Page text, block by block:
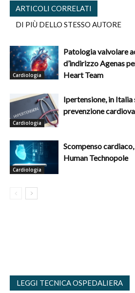
ARTICOLI CORRELATI
DI PIÙ DELLO STESSO AUTORE
Cardiologia
Patologia valvolare
d’indirizzo Agenas
Heart Team
Cardiologia
Ipertensione, in Italia
prevenzione
Cardiologia
Scompenso
Human Technopole
LEGGI TECNICA OSPEDALIERA